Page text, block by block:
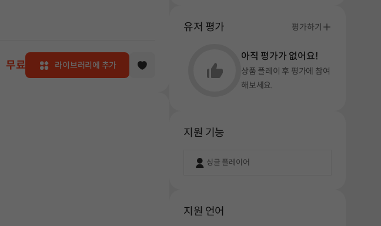
무료 라이브러리에 추가
유저 평가 평가하기
아직 평가가 없어요!
상품 플레이 후 평가에 참여
해보세요.
지원 기능
싱글 플레이어
지원 언어